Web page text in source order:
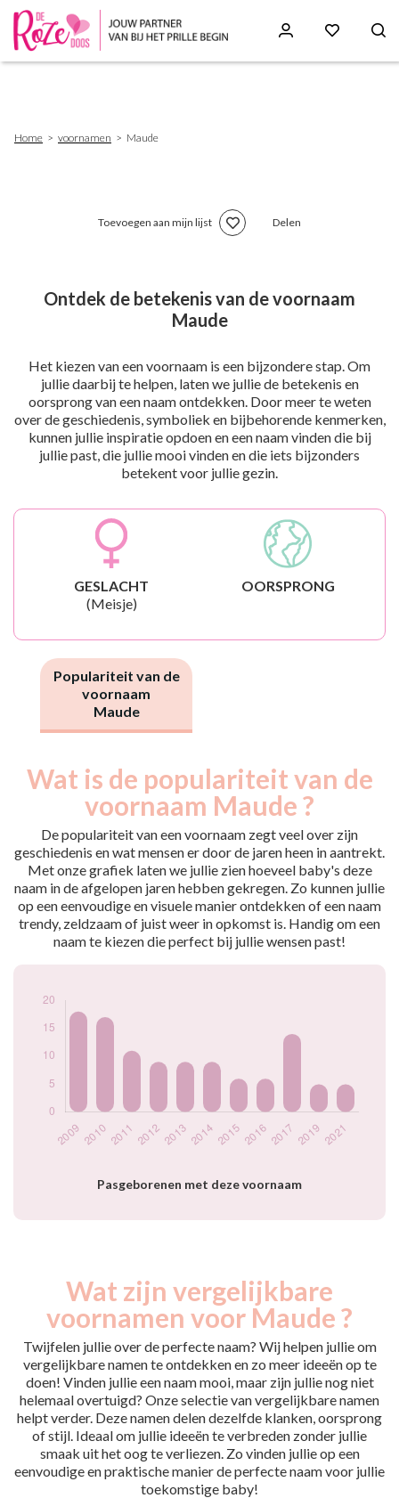
Home voornamen Maude
Toevoegen aan mijn lijst Delen
Ontdek de betekenis van de voornaam
Maude
Het kiezen van een voornaam is een bijzondere stap. Om
jullie daarbij te helpen, laten we jullie de betekenis en
oorsprong van een naam ontdekken. Door meer te weten
over de geschiedenis, symboliek en bijbehorende kenmerken,
kunnen jullie inspiratie opdoen en een naam vinden die bij
jullie past, die jullie mooi vinden en die iets bijzonders
betekent voor jullie gezin.
GESLACHT
(Meisje)
OORSPRONG
Populariteit van de
voornaam
Maude
Wat is de populariteit van de
voornaam Maude ?
De populariteit van een voornaam zegt veel over zijn
geschiedenis en wat mensen er door de jaren heen in aantrekt.
Met onze grafiek laten we jullie zien hoeveel baby's deze
naam in de afgelopen jaren hebben gekregen. Zo kunnen jullie
op een eenvoudige en visuele manier ontdekken of een naam
trendy, zeldzaam of juist weer in opkomst is. Handig om een
naam te kiezen die perfect bij jullie wensen past!
Pasgeborenen met deze voornaam
Popularité du
prénom Maude par
Année
Nouveaux-
nés
2010
17
2011
11
2012
9
2013
9
2014
9
2015
6
6
2021
Wat zijn vergelijkbare
voornamen voor Maude ?
Twijfelen jullie over de perfecte naam? Wij helpen jullie om
vergelijkbare namen te ontdekken en zo meer ideeën op te
doen! Vinden jullie een naam mooi, maar zijn jullie nog niet
helemaal overtuigd? Onze selectie van vergelijkbare namen
helpt verder. Deze namen delen dezelfde klanken, oorsprong
of stijl. Ideaal om jullie ideeën te verbreden zonder jullie
smaak uit het oog te verliezen. Zo vinden jullie op een
eenvoudige en praktische manier de perfecte naam voor jullie
toekomstige baby!